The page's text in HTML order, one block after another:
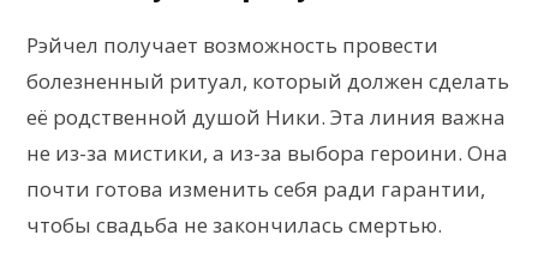
Рэйчел получает возможность провести
болезненный ритуал, который должен сделать
её родственной душой Ники. Эта линия важна
не из-за мистики, а из-за выбора героини. Она
почти готова изменить себя ради гарантии,
чтобы свадьба не закончилась смертью.